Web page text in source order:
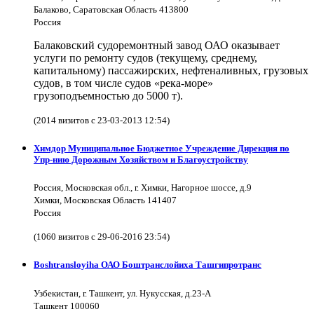
Балаково, Саратовская Область 413800
Россия
Балаковский судоремонтный завод ОАО оказывает
услуги по ремонту судов (текущему, среднему,
капитальному) пассажирских, нефтеналивных, грузовых
судов, в том числе судов «река-море»
грузоподъемностью до 5000 т).
(2014 визитов с 23-03-2013 12:54)
Химдор Муниципальное Бюджетное Учреждение Дирекция по
Упр-нию Дорожным Хозяйством и Благоустройству
Россия, Московская обл., г. Химки, Нагорное шоссе, д.9
Химки, Московская Область 141407
Россия
(1060 визитов с 29-06-2016 23:54)
Boshtransloyiha ОАО Боштранслойиха Ташгипротранс
Узбекистан, г. Ташкент, ул. Нукусская, д.23-А
Ташкент 100060